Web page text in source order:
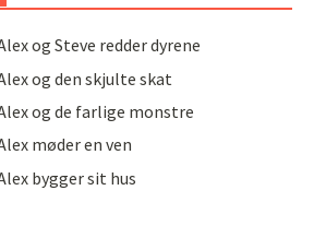
og Steve redder dyrene
og den skjulte skat
og de farlige monstre
møder en ven
bygger sit hus